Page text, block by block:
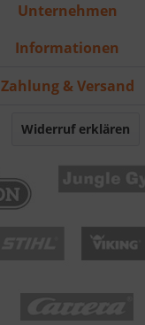
Unternehmen
Informationen
Zahlung & Versand
Widerruf erklären